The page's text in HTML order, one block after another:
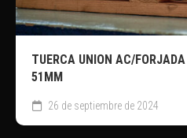
TUERCA UNION AC/
51MM
26 de septiembre de 2024